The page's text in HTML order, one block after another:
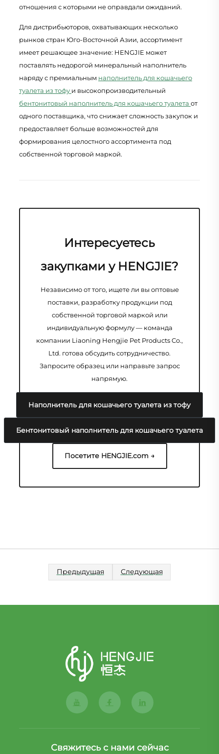
отношения с которыми не оправдали ожиданий.
Для дистрибьюторов, охватывающих несколько
рынков стран Юго-Восточной Азии, ассортимент
имеет решающее значение: HENGJIE может
поставлять недорогой минеральный наполнитель
наряду с премиальным наполнитель для кошачьего
туалета из тофу и высокопроизводительный
бентонитовый наполнитель для кошачьего туалета от
одного поставщика, что снижает сложность закупок и
предоставляет больше возможностей для
формирования целостного ассортимента под
собственной торговой маркой.
Интересуетесь
закупками у HENGJIE?
Независимо от того, ищете ли вы оптовые
поставки, разработку продукции под
собственной торговой маркой или
индивидуальную формулу — команда
компании Liaoning Hengjie Pet Products Co.,
Ltd. готова обсудить сотрудничество.
Запросите образец или направьте запрос
напрямую.
Наполнитель для кошачьего туалета из тофу
Бентонитовый наполнитель для кошачьего туалета
Посетите HENGJIE.com →
Предыдущая Следующая
Свяжитесь с нами сейчас